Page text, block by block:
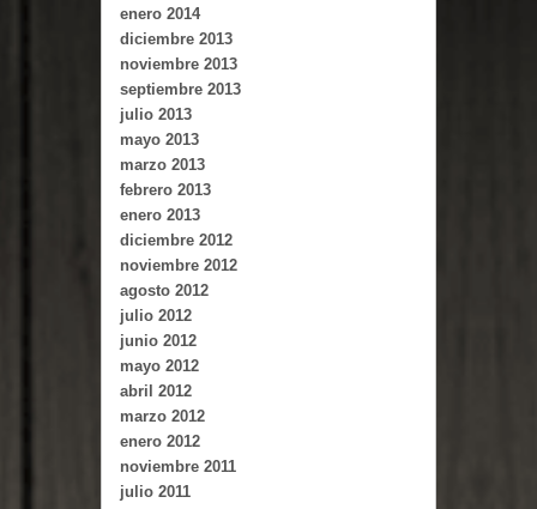
enero 2014
diciembre 2013
noviembre 2013
septiembre 2013
julio 2013
mayo 2013
marzo 2013
febrero 2013
enero 2013
diciembre 2012
noviembre 2012
agosto 2012
julio 2012
junio 2012
mayo 2012
abril 2012
marzo 2012
enero 2012
noviembre 2011
julio 2011